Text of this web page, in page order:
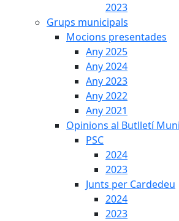
2023
Grups municipals
Mocions presentades
Any 2025
Any 2024
Any 2023
Any 2022
Any 2021
Opinions al Butlletí
PSC
2024
2023
Junts per Cardedeu
2024
2023